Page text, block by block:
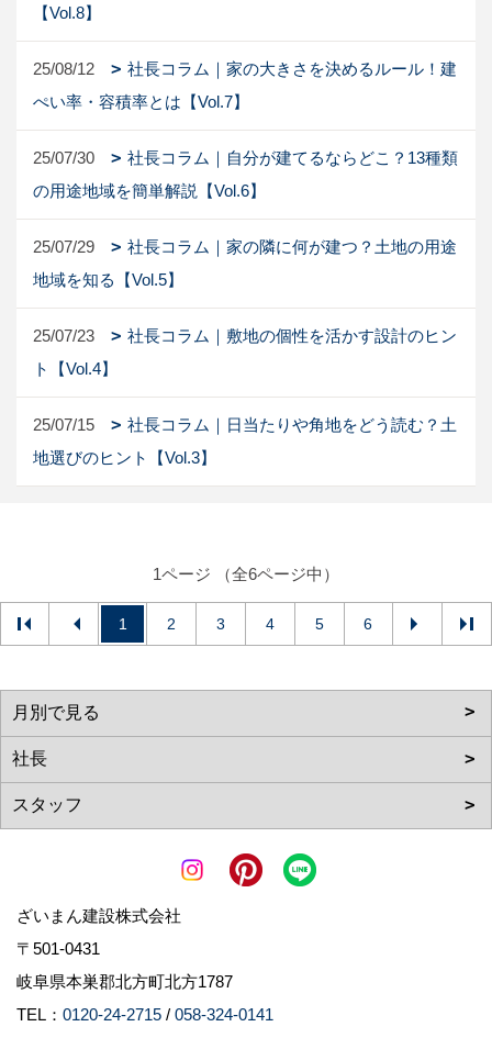
【Vol.8】
25/08/12
社長コラム｜家の大きさを決めるルール！建
ぺい率・容積率とは【Vol.7】
25/07/30
社長コラム｜自分が建てるならどこ？13種類
の用途地域を簡単解説【Vol.6】
25/07/29
社長コラム｜家の隣に何が建つ？土地の用途
地域を知る【Vol.5】
25/07/23
社長コラム｜敷地の個性を活かす設計のヒン
ト【Vol.4】
25/07/15
社長コラム｜日当たりや角地をどう読む？土
地選びのヒント【Vol.3】
1ページ （全6ページ中）
1 2 3 4 5 6
ざいまん建設株式会社
〒501-0431
岐阜県本巣郡北方町北方1787
TEL： 0120-24-2715 / 058-324-0141